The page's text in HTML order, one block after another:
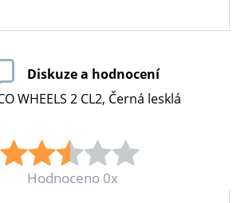
Diskuze a hodnocení
WHEELS 2 CL2, Černá lesklá
Hodnoceno 0x